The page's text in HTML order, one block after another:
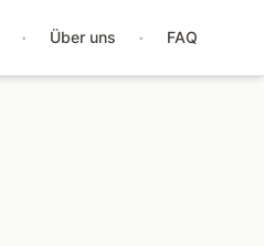
· Über uns · FAQ